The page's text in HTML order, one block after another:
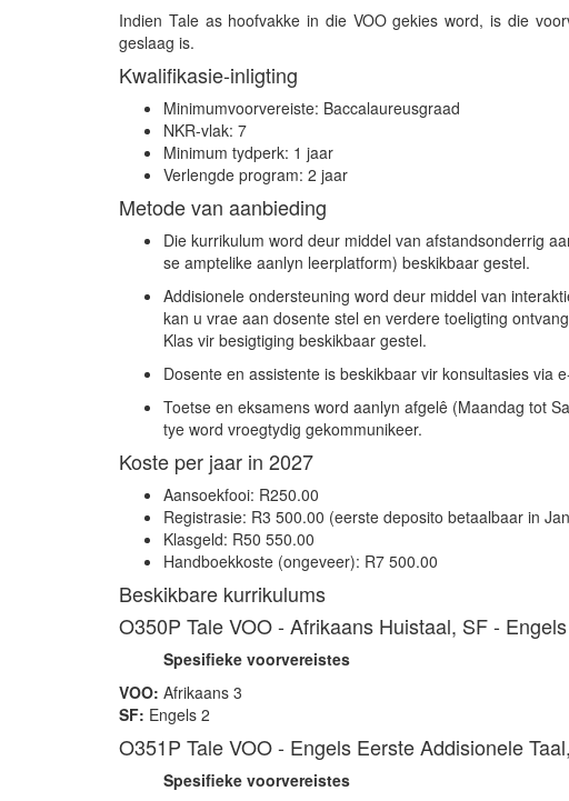
Indien Tale as hoofvakke in die VOO gekies word, is die
geslaag is.
Kwalifikasie-inligting
Minimumvoorvereiste: Baccalaureusgraad
NKR-vlak: 7
Minimum tydperk: 1 jaar
Verlengde program: 2 jaar
Metode van aanbieding
Die kurrikulum word deur middel van afstandsonderrig
se amptelike aanlyn leerplatform) beskikbaar gestel.
Addisionele ondersteuning word deur middel van
kan u vrae aan dosente stel en verdere toeligting
Klas vir besigtiging beskikbaar gestel.
Dosente en assistente is beskikbaar vir konsultasies via
Toetse en eksamens word aanlyn afgelê (Maandag tot
tye word vroegtydig gekommunikeer.
Koste per jaar in 2027
Aansoekfooi: R250.00
Registrasie: R3 500.00 (eerste deposito betaalbaar in
Klasgeld: R50 550.00
Handboekkoste (ongeveer): R7 500.00
Beskikbare kurrikulums
O350P Tale VOO - Afrikaans Huistaal, SF -
Spesifieke voorvereistes
VOO: Afrikaans 3
SF: Engels 2
O351P Tale VOO - Engels Eerste Addisionele
Spesifieke voorvereistes